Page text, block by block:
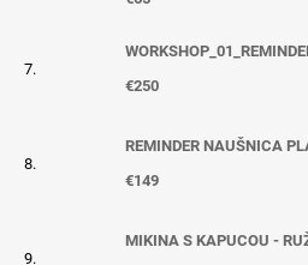
€250
REMINDER NAUŠNICA
€149
MIKINA S KAPUCOU -